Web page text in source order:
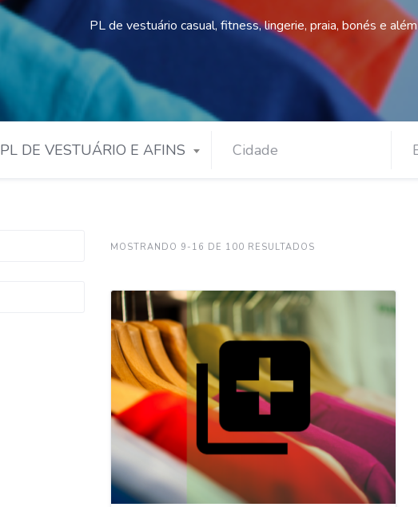
PL de vestuário casual, fitness, lingerie, praia, bonés e além
PL DE VESTUÁRIO E AFINS
MOSTRANDO 9-16 DE 100 RESULTADOS